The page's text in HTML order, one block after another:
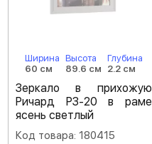
Ширина
60 см
Высота
89.6 см
Глубина
2.2 см
Зеркало в прихожую
Ричард РЗ-20 в раме
ясень светлый
Код товара: 180415